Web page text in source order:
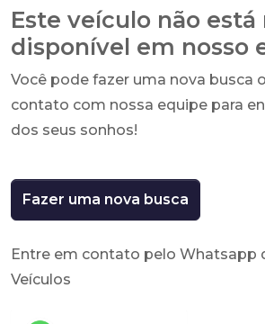
Este veículo não está
disponível em nosso
Você pode fazer uma nova busca
contato com nossa equipe para
dos seus sonhos!
Fazer uma nova busca
Entre em contato pelo Whatsapp
Veículos